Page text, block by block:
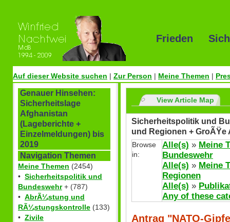
Frieden
Auf dieser Website suchen | Zur Person | Meine Themen |
Genauer Hinsehen:
Sicherheitslage
Afghanistan
(Lageberichte +
Einzelmeldungen) bis
2019
Navigation Themen
Meine Themen (2454)
• Sicherheitspolitik und
Bundeswehr+ (787)
• AbrÃ¼stung und
RÃ¼stungskontrolle (133)
• Zivile
View Article Map
Sicherheitspolitik und
und Regionen + GroÃŸe
Browse
in:
Alle(s) » Meine
Bundeswehr
Alle(s) » Meine
Regionen
Alle(s) »
Any of these
Antrag "NATO-